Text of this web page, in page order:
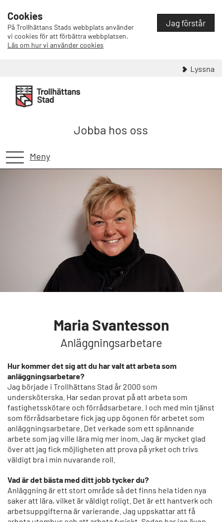
Cookies
På Trollhättans Stads webbplats använder
vi cookies för att förbättra webbplatsen.
Läs om hur vi använder cookies
Jag förstår
Lyssna
Jobba hos oss
Meny
Maria Svantesson
Anläggningsarbetare
Hur kommer det sig att du har valt att arbeta som
anläggningsarbetare?
Jag började i Trollhättans Stad år 2000 som
undersköterska. Har sedan provat på att arbeta som
fastighetsskötare och förrådsarbetare. I och med min tjänst
som förrådsarbetare fick jag upp ögonen för arbetet som
anläggningsarbetare. Det verkade som ett spännande
arbete som jag ville lära mig mer inom. Jag är mycket glad
över att jag fick möjligheten att prova på yrket och trivs
väldigt bra i min nuvarande roll.
Vad är det bästa med ditt jobb tycker du?
Anläggning är ett stort område så det finns hela tiden nya
saker att lära, vilket är väldigt roligt. Det är ett hantverk och
arbetsuppgifterna är varierande. Jag uppskattar att få